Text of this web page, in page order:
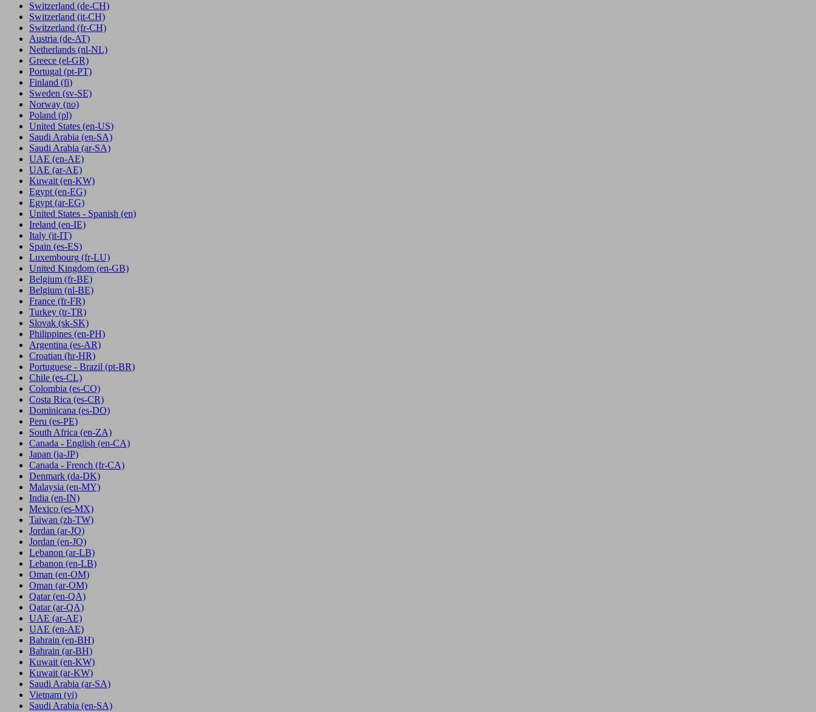
Switzerland (de-CH)
Switzerland (it-CH)
Switzerland (fr-CH)
Austria (de-AT)
Netherlands (nl-NL)
Greece (el-GR)
Portugal (pt-PT)
Finland (fi)
Sweden (sv-SE)
Norway (no)
Poland (pl)
United States (en-US)
Saudi Arabia (en-SA)
Saudi Arabia (ar-SA)
UAE (en-AE)
UAE (ar-AE)
Kuwait (en-KW)
Egypt (en-EG)
Egypt(ar-EG)
United States - Spanish (en)
Ireland (en-IE)
Italy (it-IT)
Spain (es-ES)
Luxembourg (fr-LU)
United Kingdom (en-GB)
Belgium (fr-BE)
Belgium (nl-BE)
France (fr-FR)
Turkey (tr-TR)
Slovak (sk-SK)
Philippines (en-PH)
Argentina (es-AR)
Croatian (hr-HR)
Portuguese - Brazil (pt-BR)
Chile (es-CL)
Colombia (es-CO)
Costa Rica (es-CR)
Dominicana (es-DO)
Peru (es-PE)
South Africa (en-ZA)
Canada - English (en-CA)
Japan (ja-JP)
Canada - French (fr-CA)
Denmark (da-DK)
Malaysia (en-MY)
India (en-IN)
Mexico (es-MX)
Taiwan (zh-TW)
Jordan (ar-JO)
Jordan (en-JO)
Lebanon (ar-LB)
Lebanon (en-LB)
Oman (en-OM)
Oman (ar-OM)
Qatar (en-QA)
Qatar (ar-QA)
UAE (ar-AE)
UAE (en-AE)
Bahrain (en-BH)
Bahrain (ar-BH)
Kuwait (en-KW)
Kuwait (ar-KW)
Saudi Arabia (ar-SA)
Vietnam (vi)
Saudi Arabia (en-SA)